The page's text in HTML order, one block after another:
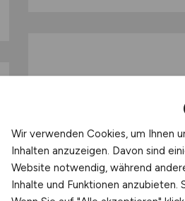
Wir verwenden Cookies, um Ihnen
Inhalten anzuzeigen. Davon sind
Website notwendig, während
Inhalte und Funktionen